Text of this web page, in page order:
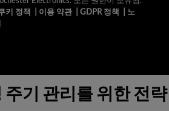
키 정책 이용 약관| GDPR 정책
노
기 관리를 위한 전략